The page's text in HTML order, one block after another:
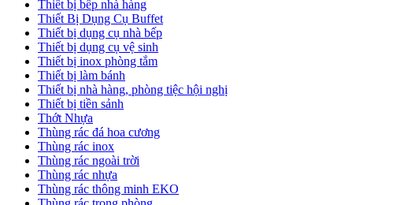
Thiết bị bếp nhà hàng
Thiết Bị Dụng Cụ Buffet
Thiết bị dụng cụ nhà bếp
Thiết bị dụng cụ vệ sinh
Thiết bị inox phòng tắm
Thiết bị làm bánh
Thiết bị nhà hàng, phòng tiệc hội nghị
Thiết bị tiền sảnh
Thớt Nhựa
Thùng rác đá hoa cương
Thùng rác inox
Thùng rác ngoài trời
Thùng rác nhựa
Thùng rác thông minh EKO